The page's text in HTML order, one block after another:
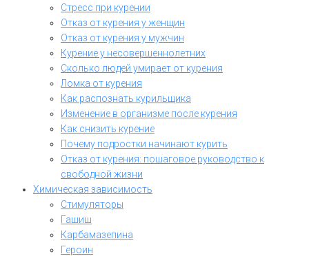
Стресс при курении
Отказ от курения у женщин
Отказ от курения у мужчин
Курение у несовершеннолетних
Сколько людей умирает от курения
Ломка от курения
Как распознать курильщика
Изменение в организме после курения
Как снизить курение
Почему подростки начинают курить
Отказ от курения: пошаговое руководство к
свободной жизни
Химическая зависимость
Стимуляторы
Гашиш
Карбамазепина
Героин